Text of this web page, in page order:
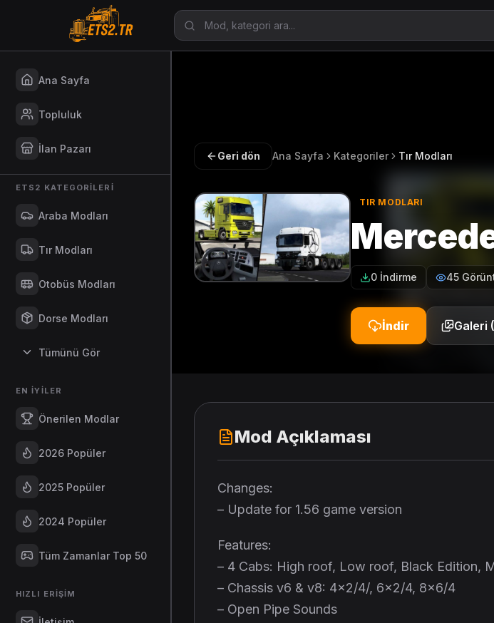
Ana Sayfa
Topluluk
İlan Pazarı
ETS2 KATEGORILERI
Araba Modları
Tır Modları
Otobüs Modları
Dorse Modları
Tümünü Gör
EN İYILER
Önerilen Modlar
2026 Popüler
2025 Popüler
2024 Popüler
Tüm Zamanlar Top 50
HIZLI ERIŞIM
Geri dön Ana Sayfa Kategoriler Tır Modları
TIR MODLARI
0 İndirme 45
İndir Galeri
Mod Açıklaması
Changes:
– Update for 1.56 game version
Features:
– 4 Cabs: High roof, Low roof, Black Edition,
– Chassis v6 & v8: 4×2/4/, 6×2/4, 8×6/4
– Open Pipe Sounds